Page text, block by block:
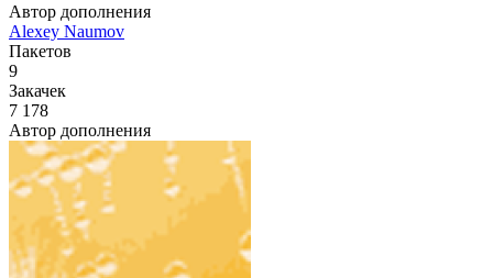
Автор дополнения
Alexey Naumov
Пакетов
9
Закачек
7 178
Автор дополнения